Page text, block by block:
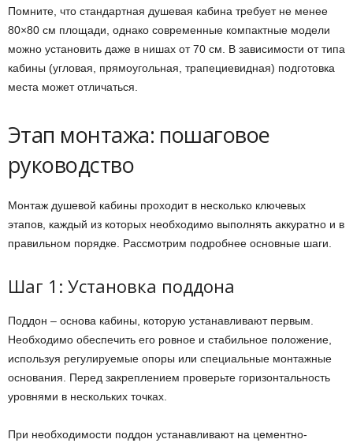
Помните, что стандартная душевая кабина требует не менее
80×80 см площади, однако современные компактные модели
можно установить даже в нишах от 70 см. В зависимости от типа
кабины (угловая, прямоугольная, трапециевидная) подготовка
места может отличаться.
Этап монтажа: пошаговое
руководство
Монтаж душевой кабины проходит в несколько ключевых
этапов, каждый из которых необходимо выполнять аккуратно и в
правильном порядке. Рассмотрим подробнее основные шаги.
Шаг 1: Установка поддона
Поддон – основа кабины, которую устанавливают первым.
Необходимо обеспечить его ровное и стабильное положение,
используя регулируемые опоры или специальные монтажные
основания. Перед закреплением проверьте горизонтальность
уровнями в нескольких точках.
При необходимости поддон устанавливают на цементно-